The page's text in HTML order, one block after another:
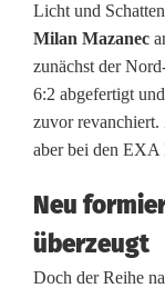
e
t
z
t
e
n
Licht und
Milan Mazanec
zunächst der
6:2 abgefertigt
zuvor revanchiert.
aber bei den EXA
Neu
überzeugt
Doch der Reihe